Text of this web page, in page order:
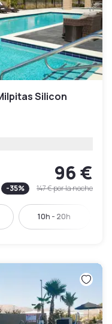
Silicon
96 €
-35% 147 €por la noche
10h - 20h